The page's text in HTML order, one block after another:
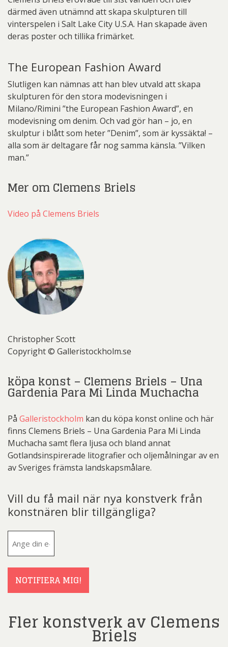
därmed även utnämnd att skapa skulpturen till
vinterspelen i Salt Lake City U.S.A. Han skapade även
deras poster och tillika frimärket.
The European Fashion Award
Slutligen kan nämnas att han blev utvald att skapa
skulpturen för den stora modevisningen i
Milano/Rimini ”the European Fashion Award”, en
modevisning om denim. Och vad gör han – jo, en
skulptur i blått som heter ”Denim”, som är kyssäkta! –
alla som är deltagare får nog samma känsla. ”Vilken
man.”
Mer om Clemens Briels
Video på Clemens Briels
Christopher Scott
Copyright © Galleristockholm.se
köpa konst – Clemens Briels – Una
Gardenia Para Mi Linda Muchacha
På Galleristockholm kan du köpa konst online och här
finns Clemens Briels – Una Gardenia Para Mi Linda
Muchacha samt flera ljusa och bland annat
Gotlandsinspirerade litografier och oljemålningar av en
av Sveriges främsta landskapsmålare.
Vill du få mail när nya konstverk från
konstnären blir tillgängliga?
NOTIFIERA MIG!
Fler konstverk av Clemens
Briels